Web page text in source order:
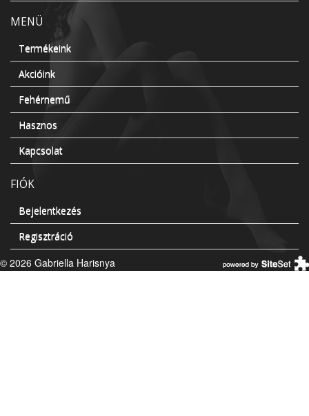
MENÜ
Termékeink
Akcióink
Fehérnemű
Hasznos
Kapcsolat
FIÓK
Bejelentkezés
Regisztráció
© 2026 Gabriella Harisnya